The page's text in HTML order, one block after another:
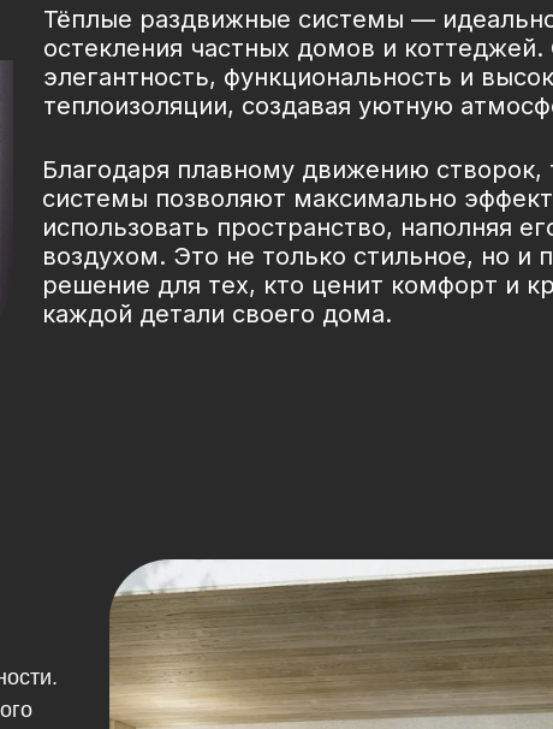
Благодаря плавному движению створок,
системы позволяют максимально
использовать пространство, наполняя
воздухом. Это не только стильное, но и
решение для тех, кто ценит комфорт и
каждой детали своего дома.
Тёплые раздвижные системы —
остекления частных домов и
элегантность, функциональность и
теплоизоляции, создавая уютную